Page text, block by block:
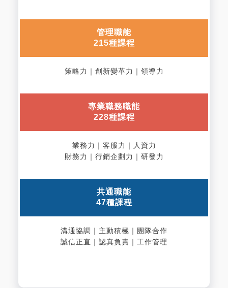
管理職能
215種課程
策略力｜創新變革力｜領導力
專業職務職能
228種課程
業務力｜客服力｜人資力
財務力｜行銷企劃力｜研發力
共通職能
47種課程
溝通協調｜主動積極｜團隊合作
誠信正直｜認真負責｜工作管理